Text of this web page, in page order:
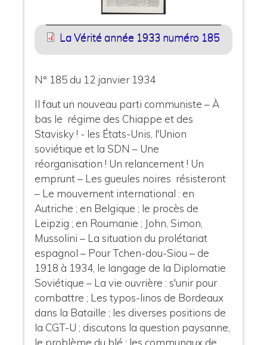
La Vérité année 1933 numéro 185
N° 185 du 12 janvier 1934
Il faut un nouveau parti communiste – À
bas le régime des Chiappe et des
Stavisky ! - les États-Unis, l'Union
soviétique et la SDN – Une
réorganisation ! Un relancement ! Un
emprunt – Les gueules noires résisteront
– Le mouvement international : en
Autriche ; en Belgique ; le procès de
Leipzig ; en Roumanie ; John, Simon,
Mussolini – La situation du prolétariat
espagnol – Pour Tchen-dou-Siou – de
1918 à 1934, le langage de la Diplomatie
Soviétique – La vie ouvrière : s'unir pour
combattre ; Les typos-linos de Bordeaux
dans la Bataille ; les diverses positions de
la CGT-U ; discutons la question paysanne,
le problème du blé ; les communaux de